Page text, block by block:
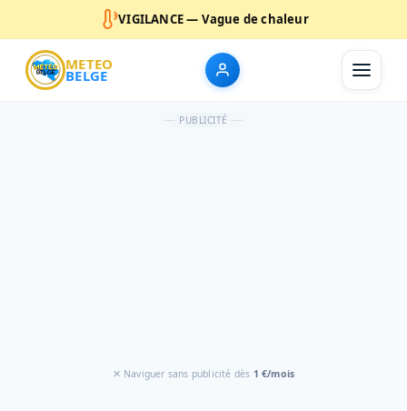
VIGILANCE — Vague de chaleur
METEO
BELGE
PUBLICITÉ
✕ Naviguer sans publicité dès 1 €/mois